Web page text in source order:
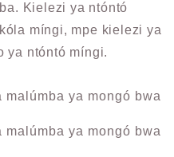
Kielezi ya ntóntó
míngi, mpe kielezi ya
ya ntóntó míngi.
ya mongó bwa
ya mongó bwa